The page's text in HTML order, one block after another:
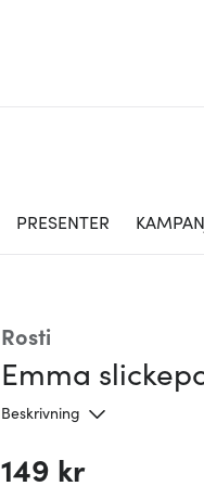
PRESENTER
Rosti
Emma
Beskrivning
149 kr